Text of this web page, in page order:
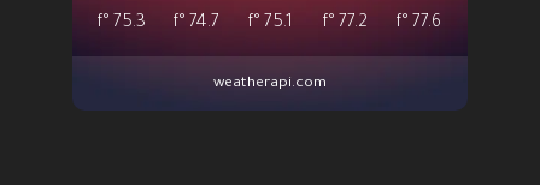
75.3
°f 74.7
°f 75.1
°f 77.2
°f 77.6
°f
weatherapi.com